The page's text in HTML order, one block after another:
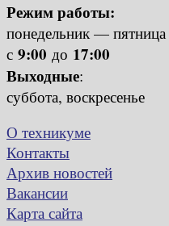
Режим работы:
понедельник — пятница
с 9:00 до 17:00
Выходные:
суббота, воскресенье
О техникуме
Контакты
Архив новостей
Вакансии
Карта сайта